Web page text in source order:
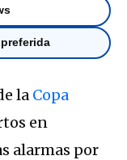
la Copa
en
alarmas por